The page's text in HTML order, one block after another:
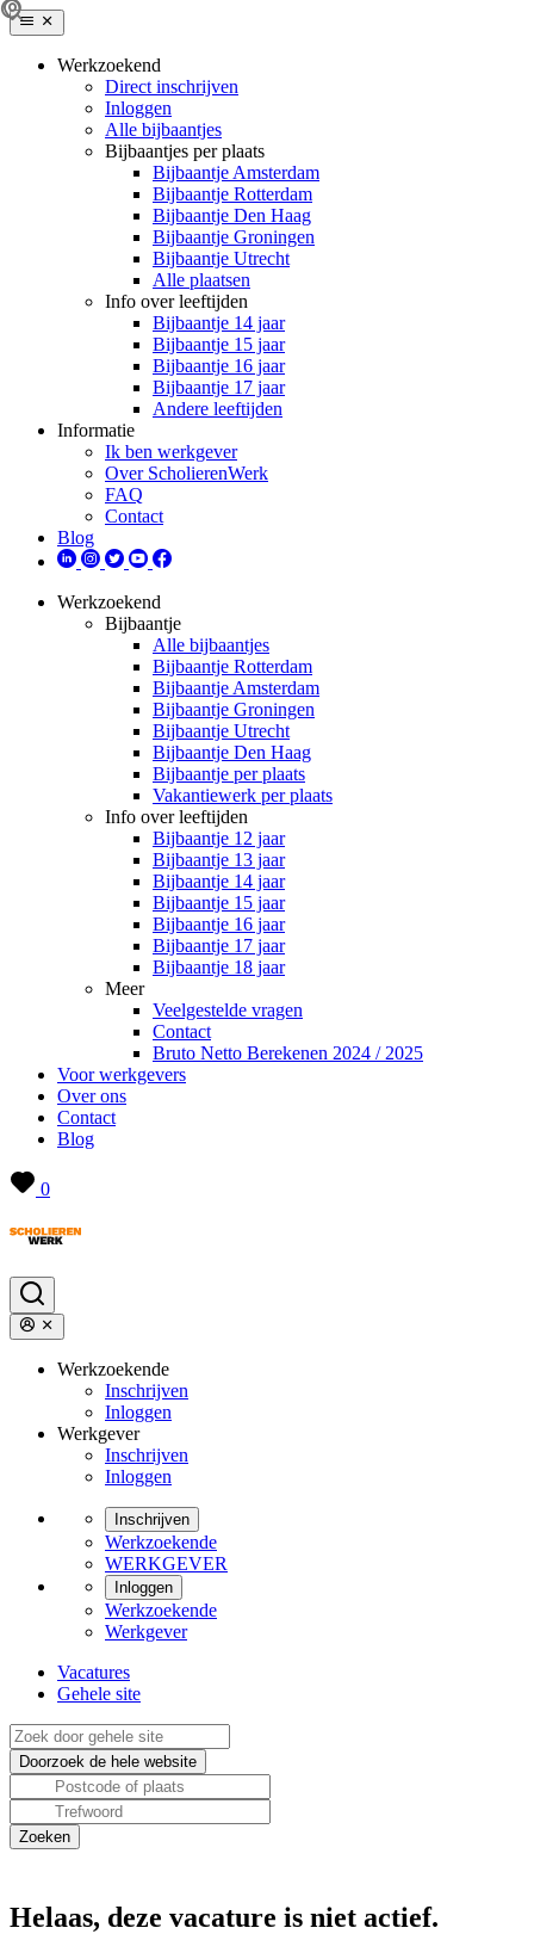
Werkzoekend
Direct inschrijven
Inloggen
Alle bijbaantjes
Bijbaantjes per plaats
Bijbaantje Amsterdam
Bijbaantje Rotterdam
Bijbaantje Den Haag
Bijbaantje Groningen
Bijbaantje Utrecht
Alle plaatsen
Info over leeftijden
Bijbaantje 14 jaar
Bijbaantje 15 jaar
Bijbaantje 16 jaar
Bijbaantje 17 jaar
Andere leeftijden
Informatie
Ik ben werkgever
Over ScholierenWerk
FAQ
Contact
Blog
Werkzoekend
Bijbaantje
Alle bijbaantjes
Bijbaantje Rotterdam
Bijbaantje Amsterdam
Bijbaantje Groningen
Bijbaantje Utrecht
Bijbaantje Den Haag
Bijbaantje per plaats
Vakantiewerk per plaats
Info over leeftijden
Bijbaantje 12 jaar
Bijbaantje 13 jaar
Bijbaantje 14 jaar
Bijbaantje 15 jaar
Bijbaantje 16 jaar
Bijbaantje 17 jaar
Bijbaantje 18 jaar
Meer
Veelgestelde vragen
Contact
Bruto Netto Berekenen 2024 / 2025
Voor werkgevers
Over ons
Contact
Blog
0
Werkzoekende
Inschrijven
Inloggen
Werkgever
Inschrijven
Inloggen
Inschrijven
Werkzoekende
WERKGEVER
Inloggen
Werkzoekende
Werkgever
Vacatures
Gehele site
Helaas, deze vacature is niet actief.